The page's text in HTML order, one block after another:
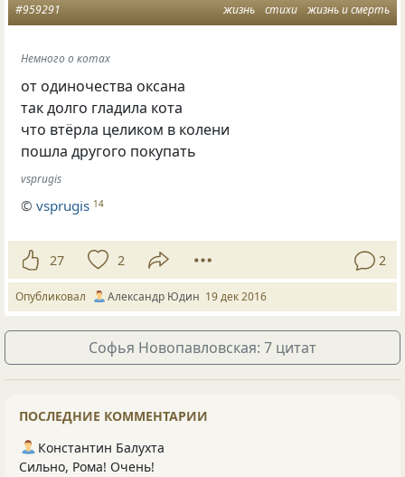
жизнь стихи жизнь и смерть
#959291
Немного о котах
от одиночества оксана
так долго гладила кота
что втёрла целиком в колени
пошла другого покупать
vsprugis
©vsprugis 14
27 2 2
Опубликовал Александр Юдин 19 дек 2016
Софья Новопавловская: 7 цитат
ПОСЛЕДНИЕ КОММЕНТАРИИ
Константин Балухта
Сильно, Рома! Очень!